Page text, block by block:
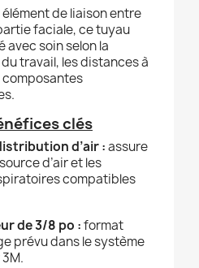
élément de liaison entre
faciale, ce tuyau
soin selon la
travail, les distances à
clés
d’air :assure
d’air et les
compatibles
de 3/8 po :format
prévu dans le système